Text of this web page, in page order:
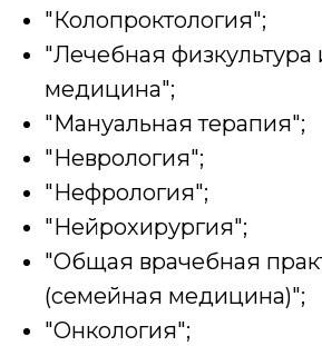
"Колопроктология";
"Лечебная физкультура
медицина";
"Мануальная терапия";
"Неврология";
"Нефрология";
"Нейрохирургия";
"Общая врачебная
(семейная медицина)";
"Онкология";